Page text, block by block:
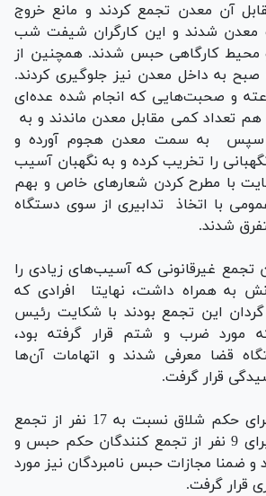
آن معدن تجمع کردند و مانع خروج
شدند و این کارگران شیفت شب
محیط کارگاهی حبس شدند. همچنین از
صبح به داخل معدن نیز جلوگیری کردند.
و صحبت‌هایی که انجام شده عده‌ای
هم تعداد کمی مقابل معدن ماندند و به
سپس به سمت معدن هجوم آورده و
را تخریب کرده و به نگهبان آسیب
با مطرح کردن شعارهای خاص و بهم
با اتخاذ تدابیری از سوی دستگاه
شدند.
تجمع غیرقانونی که آسیب‌های زیادی را
به همراه داشت، نهایتا افرادی که
این تجمع بودند با شکایت رئیس
مورد ضرب و شتم قرار گرفته بود،
قضا معرفی شدند و اتهامات آن‌ها
قرار گرفت.
حیدری با تکذیب اجرای حکم شلاق نسبت به 17 نفر از تجمع
کنندگان اعلام کرد: برای 9 نفر از تجمع کنندگان حکم حبس و
و ضمنا مجازات حبس نامبردگان نیز مورد
قرار گرفت.